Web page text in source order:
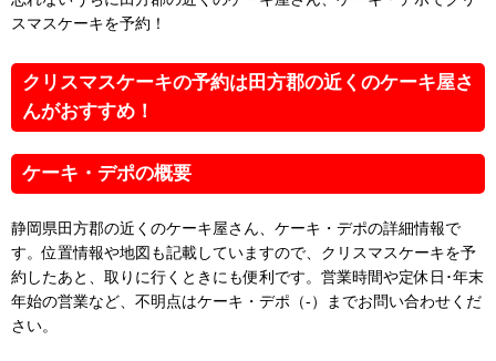
スマスケーキを予約！
クリスマスケーキの予約は田方郡の近くのケーキ屋さ
んがおすすめ！
ケーキ・デポの概要
静岡県田方郡の近くのケーキ屋さん、ケーキ・デポの詳細情報で
す。位置情報や地図も記載していますので、クリスマスケーキを予
約したあと、取りに行くときにも便利です。営業時間や定休日･年末
年始の営業など、不明点はケーキ・デポ（-）までお問い合わせくだ
さい。